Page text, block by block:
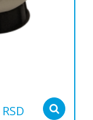
RSD